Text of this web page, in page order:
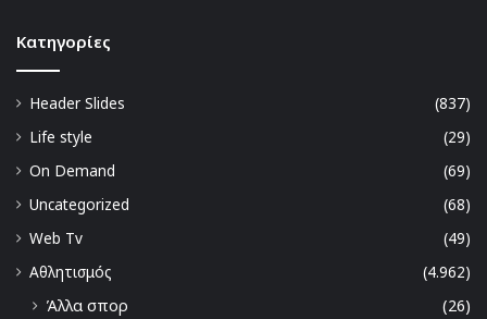
Kατηγορίες
Header Slides
(837)
Life style
(29)
On Demand
(69)
Uncategorized
(68)
Web Tv
(49)
Αθλητισμός
(4.962)
Άλλα σπορ
(26)